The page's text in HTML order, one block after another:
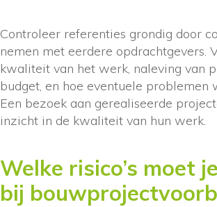
Controleer referenties grondig door
nemen met eerdere opdrachtgevers.
kwaliteit van het werk, naleving van
budget, en hoe eventuele problemen
Een bezoek aan gerealiseerde
inzicht in de kwaliteit van hun werk.
Welke risico’s moet
bij